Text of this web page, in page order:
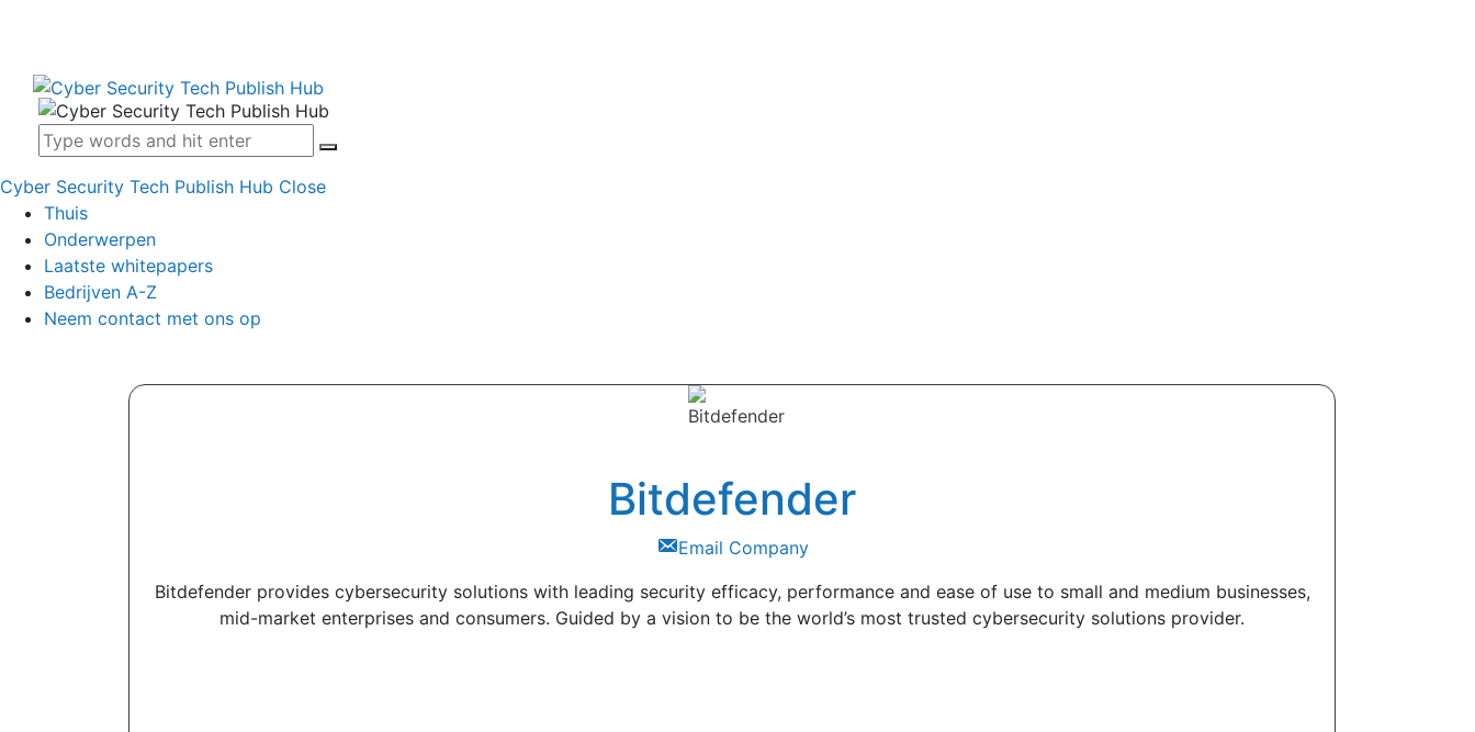
Cyber Security Tech Publish Hub Close
Thuis
Onderwerpen
Laatste whitepapers
Bedrijven A-Z
Neem contact met ons op
Bitdefender
Email Company
Bitdefender provides cybersecurity solutions with leading security efficacy, performance and ease of use to small and medium businesses,
mid-market enterprises and consumers. Guided by a vision to be the world’s most trusted cybersecurity solutions provider.